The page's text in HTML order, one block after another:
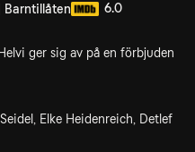
Barntillåten 6.0
ger sig av på en förbjuden
Elke Heidenreich, Detlef